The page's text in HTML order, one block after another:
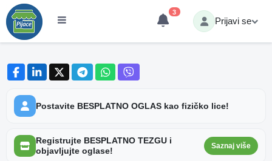
3
Prijavi se
Postavite BESPLATNO OGLAS kao fizičko lice!
Registrujte BESPLATNO TEZGU i
objavljujte oglase!
Saznaj više